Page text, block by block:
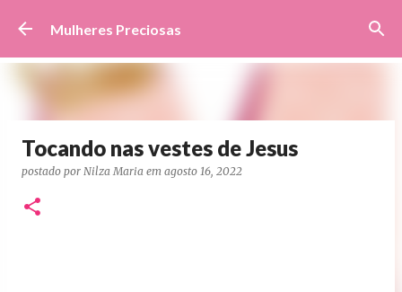
Pular para o conteúdo principal
Mulheres Preciosas
Tocando nas vestes de Jesus
postado por Nilza Maria em agosto 16, 2022